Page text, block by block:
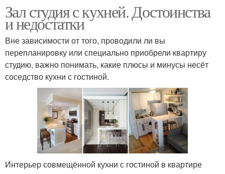
Зал студия с кухней. Достоинства
и недостатки
Вне зависимости от того, проводили ли вы
перепланировку или специально приобрели квартиру
студию, важно понимать, какие плюсы и минусы несёт
соседство кухни с гостиной.
Интерьер совмещённой кухни с гостиной в квартире